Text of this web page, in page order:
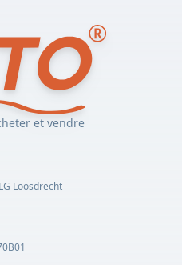
et vendre
Loosdrecht